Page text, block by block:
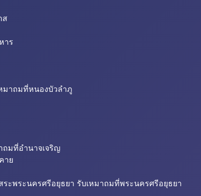
ส
าร
มาถมที่หนองบัวลำภู
ถมที่อำนาจเจริญ
าย
ะพระนครศรีอยุธยา รับเหมาถมที่พระนครศรีอยุธยา